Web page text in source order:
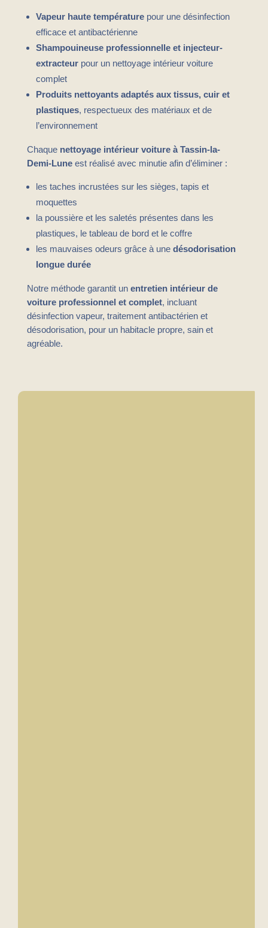
Vapeur haute températurepour une désinfection
efficace et antibactérienne
Shampouineuse professionnelle et injecteur-
extracteurpour un nettoyage intérieur voiture
complet
Produits nettoyants adaptés aux tissus, cuir et
plastiques, respectueux des matériaux et de
l’environnement
Chaque nettoyage intérieur voiture à Tassin-la-
Demi-Luneest réalisé avec minutie afin d’éliminer :
les taches incrustées sur les sièges, tapis et
moquettes
la poussière et les saletés présentes dans les
plastiques, le tableau de bord et le coffre
les mauvaises odeurs grâce à une désodorisation
longue durée
Notre méthode garantit un entretien intérieur de
voiture professionnel et complet, incluant
désinfection vapeur, traitement antibactérien et
désodorisation, pour un habitacle propre, sain et
agréable.